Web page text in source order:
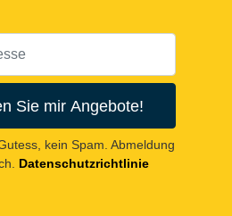
Sie mir Angebote!
kein Spam. Abmeldung
Datenschutzrichtlinie